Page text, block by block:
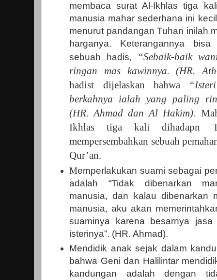
membaca surat Al-Ikhlas tiga
manusia mahar sederhana ini
menurut pandangan Tuhan inilah
harganya. Keterangannya
sebuah hadis,
“Sebaik-baik
ringan mas kawinnya. (HR.
hadist dijelaskan bahwa
berkahnya ialah yang paling
(HR. Ahmad dan Al Hakim).
Ikhlas tiga kali dihadapn
mempersembahkan sebuah
Qur’an.
Memperlakukan suami sebagai
adalah “Tidak dibenarkan
manusia, dan kalau dibenarkan
manusia, aku akan
suaminya karena besarnya
isterinya”. (HR. Ahmad).
Mendidik anak sejak dalam
bahwa Geni dan Halilintar
kandungan adalah dengan